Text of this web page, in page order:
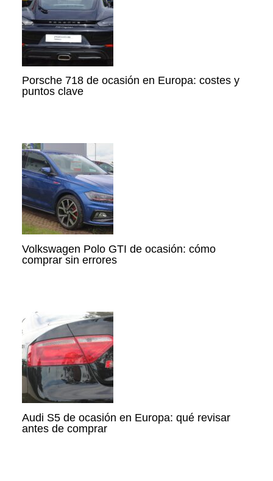
Porsche 718 de ocasión en Europa: costes y
puntos clave
Volkswagen Polo GTI de ocasión: cómo
comprar sin errores
Audi S5 de ocasión en Europa: qué revisar
antes de comprar